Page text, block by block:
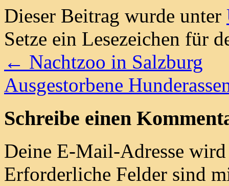
Dieser Beitrag wurde unter
Setze ein Lesezeichen für
← Nachtzoo in Salzburg
Ausgestorbene
Schreibe einen
Deine E-Mail-Adresse
Erforderliche Felder sind